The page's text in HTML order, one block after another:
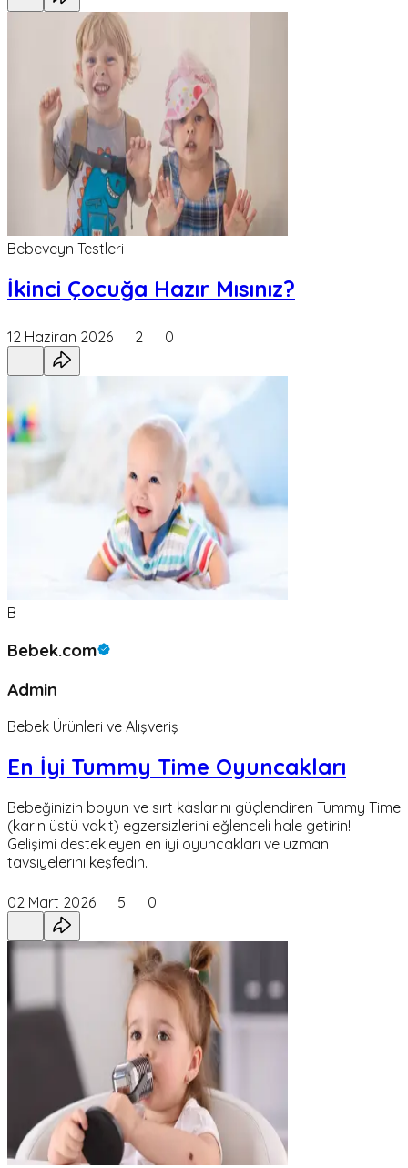
Bebeveyn Testleri
İkinci Çocuğa Hazır Mısınız?
12 Haziran 2026 2 0
B
Bebek.com
Admin
Bebek Ürünleri ve Alışveriş
En İyi Tummy Time Oyuncakları
Bebeğinizin boyun ve sırt kaslarını güçlendiren Tummy Time
(karın üstü vakit) egzersizlerini eğlenceli hale getirin!
Gelişimi destekleyen en iyi oyuncakları ve uzman
tavsiyelerini keşfedin.
02 Mart 2026 5 0